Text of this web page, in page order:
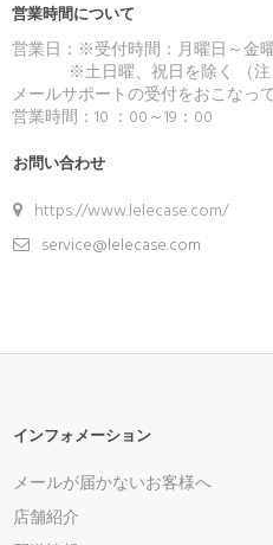
営業時間について
営業日：※受付時間：月曜日～金
※土日曜、祝日を除く （注：
メールサポートの受付をおこなっ
営業時間：10 ：00～19：00
お問い合わせ
https://www.lelecase.com/
service@lelecase.com
インフォメーション
メールが届かないお客様へ
店舗紹介